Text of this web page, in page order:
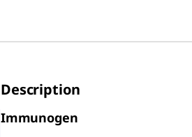
Description
Immunogen